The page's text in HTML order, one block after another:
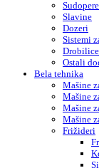
Sudopere
Slavine
Dozeri
Sistemi
Drobilice
Ostali
Bela tehnika
Mašine
Mašine
Mašine
Mašine
Frižideri